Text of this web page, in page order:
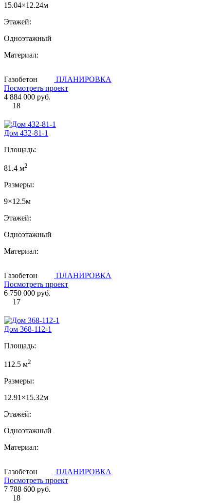
15.04×12.24м
Этажей:
Одноэтажный
Материал:
Газобетон
ПЛАНИРОВКА
Посмотреть проект
4 884 000 руб.
18
Дом 432-81-1
Площадь:
81.4 м2
Размеры:
9×12.5м
Этажей:
Одноэтажный
Материал:
Газобетон
ПЛАНИРОВКА
Посмотреть проект
6 750 000 руб.
17
Дом 368-112-1
Площадь:
112.5 м2
Размеры:
12.91×15.32м
Этажей:
Одноэтажный
Материал:
Газобетон
ПЛАНИРОВКА
Посмотреть проект
7 788 600 руб.
18